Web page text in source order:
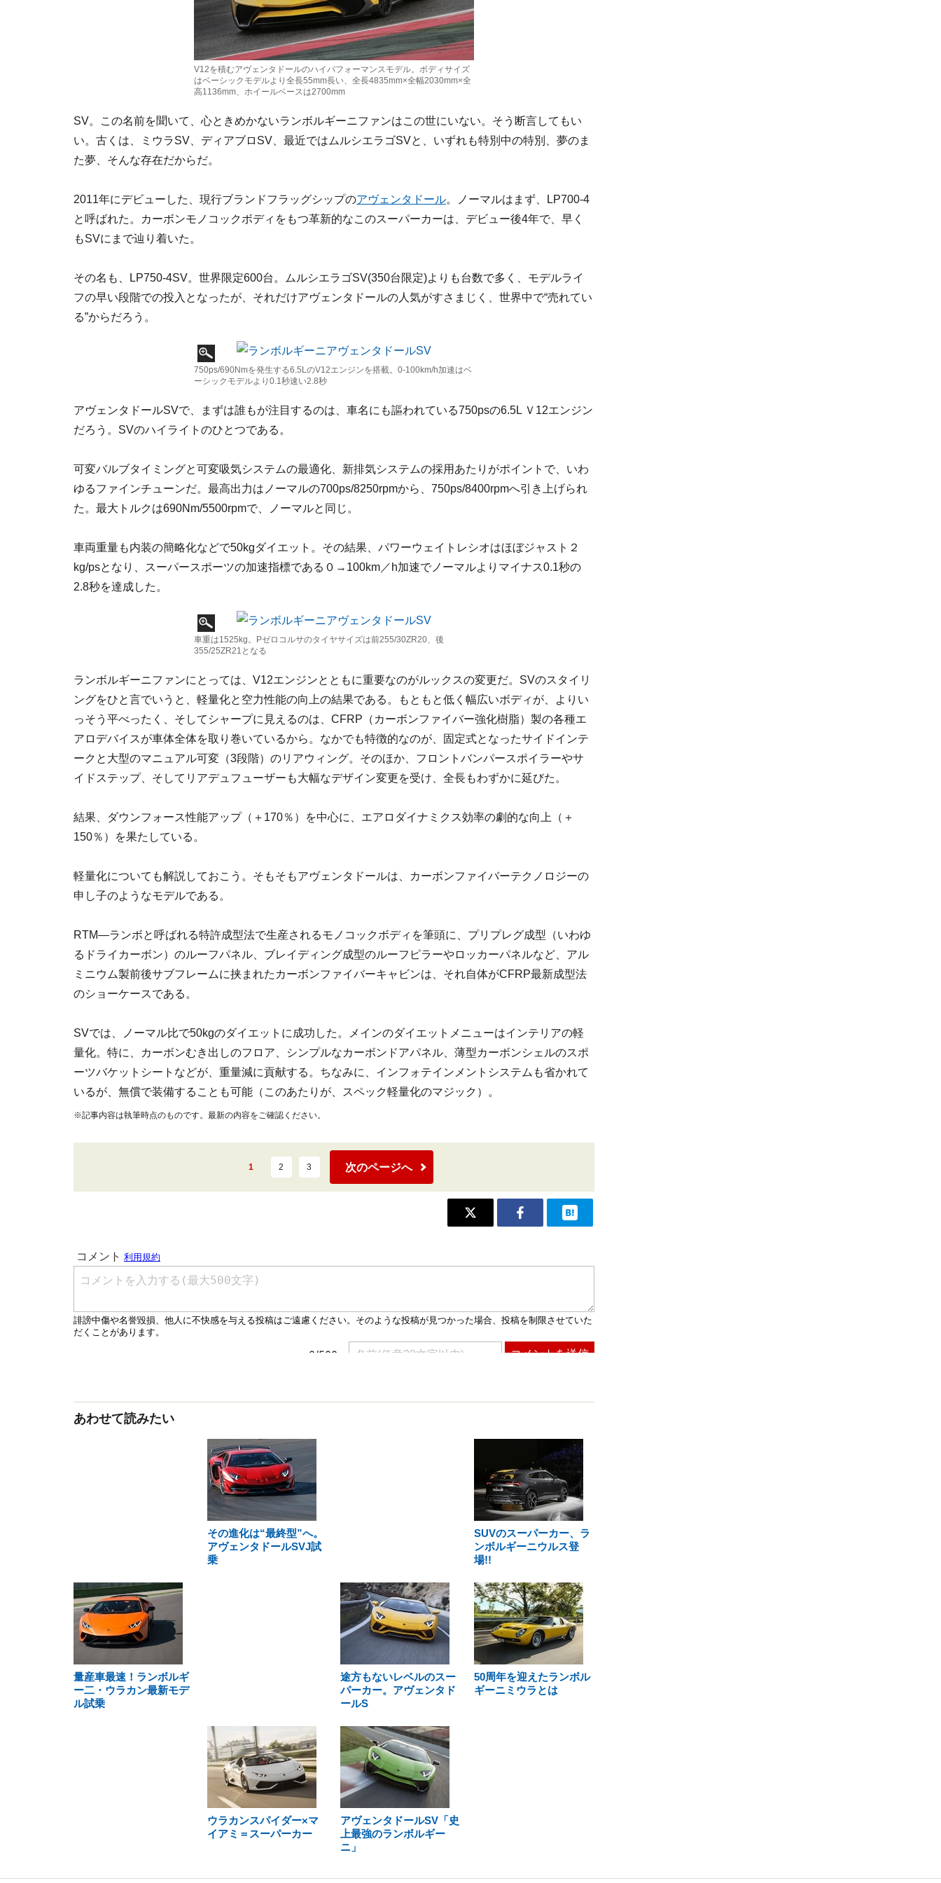
V12を積むアヴェンタドールのハイパフォーマンスモデル。ボディサイズ
はベーシックモデルより全長55mm長い、全長4835mm×全幅2030mm×全
高1136mm、ホイールベースは2700mm
SV。この名前を聞いて、心ときめかないランボルギーニファンはこの世にいない。そう断言してもい
い。古くは、ミウラSV、ディアブロSV、最近ではムルシエラゴSVと、いずれも特別中の特別、夢のま
た夢、そんな存在だからだ。
2011年にデビューした、現行ブランドフラッグシップのアヴェンタドール。ノーマルはまず、LP700-4
と呼ばれた。カーボンモノコックボディをもつ革新的なこのスーパーカーは、デビュー後4年で、早く
もSVにまで辿り着いた。
その名も、LP750-4SV。世界限定600台。ムルシエラゴSV(350台限定)よりも台数で多く、モデルライ
フの早い段階での投入となったが、それだけアヴェンタドールの人気がすさまじく、世界中で“売れてい
る”からだろう。
750ps/690Nmを発生する6.5LのV12エンジンを搭載。0-100km/h加速はベ
ーシックモデルより0.1秒速い2.8秒
アヴェンタドールSVで、まずは誰もが注目するのは、車名にも謳われている750psの6.5L Ｖ12エンジン
だろう。SVのハイライトのひとつである。
可変バルブタイミングと可変吸気システムの最適化、新排気システムの採用あたりがポイントで、いわ
ゆるファインチューンだ。最高出力はノーマルの700ps/8250rpmから、750ps/8400rpmへ引き上げられ
た。最大トルクは690Nm/5500rpmで、ノーマルと同じ。
車両重量も内装の簡略化などで50kgダイエット。その結果、パワーウェイトレシオはほぼジャスト２
kg/psとなり、スーパースポーツの加速指標である０→100km／h加速でノーマルよりマイナス0.1秒の
2.8秒を達成した。
車重は1525kg。Pゼロコルサのタイヤサイズは前255/30ZR20、後
355/25ZR21となる
ランボルギーニファンにとっては、V12エンジンとともに重要なのがルックスの変更だ。SVのスタイリ
ングをひと言でいうと、軽量化と空力性能の向上の結果である。もともと低く幅広いボディが、よりい
っそう平べったく、そしてシャープに見えるのは、CFRP（カーボンファイバー強化樹脂）製の各種エ
アロデバイスが車体全体を取り巻いているから。なかでも特徴的なのが、固定式となったサイドインテ
ークと大型のマニュアル可変（3段階）のリアウィング。そのほか、フロントバンパースポイラーやサ
イドステップ、そしてリアデュフューザーも大幅なデザイン変更を受け、全長もわずかに延びた。
結果、ダウンフォース性能アップ（＋170％）を中心に、エアロダイナミクス効率の劇的な向上（＋
150％）を果たしている。
軽量化についても解説しておこう。そもそもアヴェンタドールは、カーボンファイバーテクノロジーの
申し子のようなモデルである。
RTM—ランボと呼ばれる特許成型法で生産されるモノコックボディを筆頭に、プリプレグ成型（いわゆ
るドライカーボン）のルーフパネル、ブレイディング成型のルーフピラーやロッカーパネルなど、アル
ミニウム製前後サブフレームに挟まれたカーボンファイバーキャビンは、それ自体がCFRP最新成型法
のショーケースである。
SVでは、ノーマル比で50kgのダイエットに成功した。メインのダイエットメニューはインテリアの軽
量化。特に、カーボンむき出しのフロア、シンプルなカーボンドアパネル、薄型カーボンシェルのスポ
ーツバケットシートなどが、重量減に貢献する。ちなみに、インフォテインメントシステムも省かれて
いるが、無償で装備することも可能（このあたりが、スペック軽量化のマジック）。
※記事内容は執筆時点のものです。最新の内容をご確認ください。
1 2 3 次のページへ
あわせて読みたい
その進化は“最終型”へ。
アヴェンタドールSVJ試
乗
SUVのスーパーカー、ラ
ンボルギーニウルス登
場!!
量産車最速！ランボルギ
ー二・ウラカン最新モデ
ル試乗
途方もないレベルのスー
パーカー。アヴェンタド
ールS
50周年を迎えたランボル
ギーニミウラとは
ウラカンスパイダー×マ
イアミ＝スーパーカー
アヴェンタドールSV「史
上最強のランボルギー
ニ」